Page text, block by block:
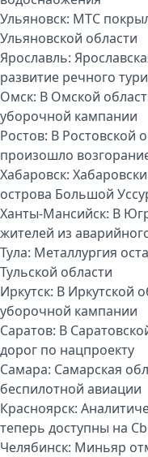
Ульяновск: МТС
Ульяновской области
Ярославль:
развитие речного
Омск: В Омской
уборочной кампании
Ростов: В Ростовской
произошло
Хабаровск:
острова Большой
Ханты-Мансийск: В
жителей из
Тула: Металлургия
Тульской области
Иркутск: В Иркутской
уборочной кампании
Саратов: В
дорог по нацпроекту
Самара: Самарская
беспилотной авиации
Красноярск:
теперь доступны на
Челябинск: Миньяр